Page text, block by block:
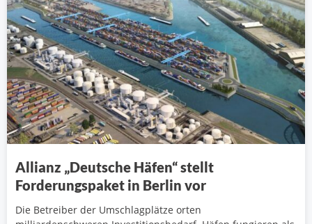
Allianz „Deutsche Häfen“ stellt
Forderungspaket in Berlin vor
Die Betreiber der Umschlagplätze orten